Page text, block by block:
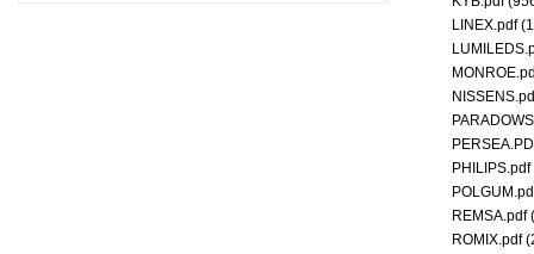
LINEX.pdf
PHILIPS.pdf
REMSA.pdf
ROMIX.pdf